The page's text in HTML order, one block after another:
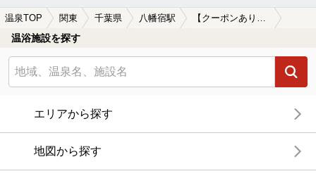
温泉TOP 関東 千葉県 八幡宿駅 【クーポンあり】子連れOKな八幡宿駅近くの温泉、日帰り温泉、スーパー銭湯おすすめ
温浴施設を探す
エリアから探す
地図から探す